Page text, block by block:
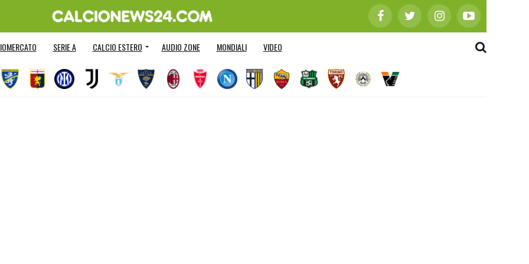
SERIE A CALCIO ESTERO AUDIO ZONE MONDIALI VIDEO